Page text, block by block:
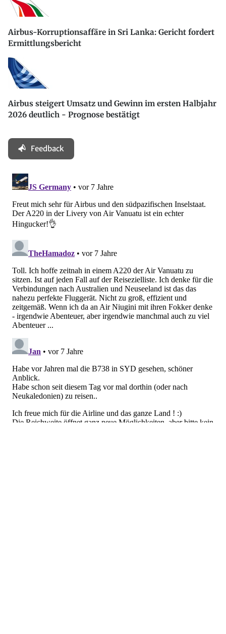
Airbus-Korruptionsaffäre in Sri Lanka: Gericht fordert
Ermittlungsbericht
Airbus steigert Umsatz und Gewinn im ersten Halbjahr
2026 deutlich - Prognose bestätigt
Feedback